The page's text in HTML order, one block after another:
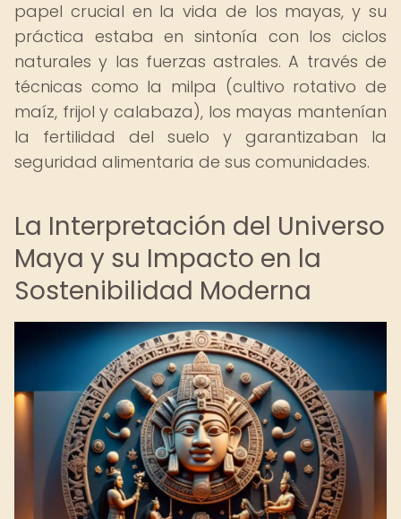
papel crucial en la vida de los mayas, y su
práctica estaba en sintonía con los ciclos
naturales y las fuerzas astrales. A través de
técnicas como la milpa (cultivo rotativo de
maíz, frijol y calabaza), los mayas mantenían
la fertilidad del suelo y garantizaban la
seguridad alimentaria de sus comunidades.
La Interpretación del Universo
Maya y su Impacto en la
Sostenibilidad Moderna